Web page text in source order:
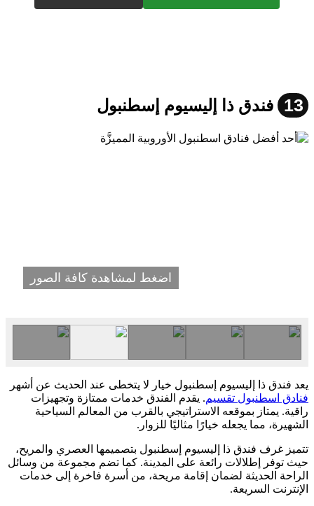
13 فندق ذا إليسيوم إسطنبول
اضغط لمشاهدة كافة الصور
يعد فندق ذا إليسيوم إسطنبول خيار لا يتخطى عند الحديث عن أشهر
فنادق اسطنبول تقسيم. يقدم الفندق خدمات ممتازة وتجهيزات
راقية. يمتاز بموقعه الاستراتيجي بالقرب من المعالم السياحية
الشهيرة، مما يجعله خيارًا مثاليًا للزوار.
تتميز غرف فندق ذا إليسيوم إسطنبول بتصميمها العصري والمريح،
حيث توفر إطلالات رائعة على المدينة. كما تضم مجموعة من وسائل
الراحة الحديثة لضمان إقامة مريحة، من أسرة فاخرة إلى خدمات
الإنترنت السريعة.